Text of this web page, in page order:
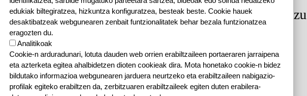
Hemen aurkituko gaituzu
T: 05 59 52 49 24 | F: 05 59 52 88 87
Sarean
edukiak biltegiratzea, hizkuntza konfiguratzea, besteak beste. Cookie hauek
desaktibatzeak webgunearen zenbait funtzionalitatek behar bezala funtzionatzea
eragozten du.
Analitikoak
Cookie-n arduradunari, lotuta dauden web orrien erabiltzaileen portaeraren jarraipena
eta azterketa egitea ahalbidetzen dioten cookieak dira. Mota honetako cookie-n bidez
bildutako informazioa webgunearen jarduera neurtzeko eta erabiltzaileen nabigazio-
profilak egiteko erabiltzen da, zerbitzuaren erabiltzaileek egiten duten erabilera-